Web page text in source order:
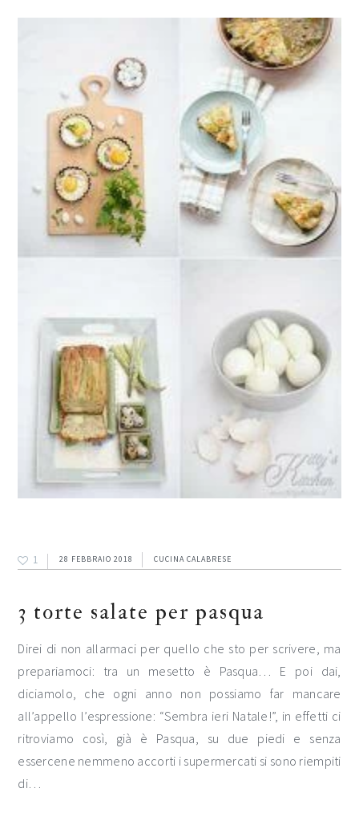
1 28 FEBBRAIO 2018 CUCINA CALABRESE
3 torte salate per pasqua
Direi di non allarmaci per quello che sto per scrivere, ma
prepariamoci: tra un mesetto è Pasqua… E poi dai,
diciamolo, che ogni anno non possiamo far mancare
all’appello l’espressione: “Sembra ieri Natale!”, in effetti ci
ritroviamo così, già è Pasqua, su due piedi e senza
essercene nemmeno accorti i supermercati si sono riempiti
di…